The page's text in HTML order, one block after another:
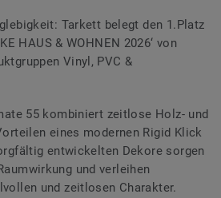
Tarkett belegt den 1.Platz
HAUS & WOHNEN 2026‘ von
Vinyl, PVC &
55 kombiniert zeitlose Holz- und
eines modernen Rigid Klick
entwickelten Dekore sorgen
und verleihen
und zeitlosen Charakter.